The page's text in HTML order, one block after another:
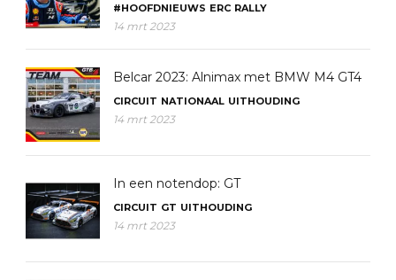
#HOOFDNIEUWS ERC RALLY
14 mrt 2023
Belcar 2023: Alnimax met BMW M4 GT4
CIRCUIT NATIONAAL UITHOUDING
14 mrt 2023
In een notendop: GT
CIRCUIT GT UITHOUDING
14 mrt 2023